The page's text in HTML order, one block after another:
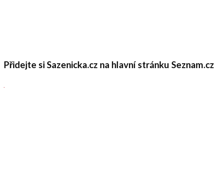
Přidejte si Sazenicka.cz na hlavní stránku Seznam.cz